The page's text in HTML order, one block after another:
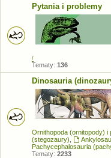
Pytania i problemy
/
Tematy: 136
Dinosauria
Ornithopoda (ornitopody) i
(stegozaury)
Pachycephalosauria
Tematy: 2233